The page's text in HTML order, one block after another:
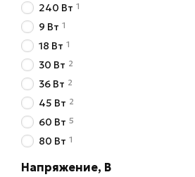
240 Вт 1
9 Вт 1
18 Вт 1
30 Вт 2
36 Вт 2
45 Вт 2
60 Вт 5
80 Вт 1
Напряжение, В